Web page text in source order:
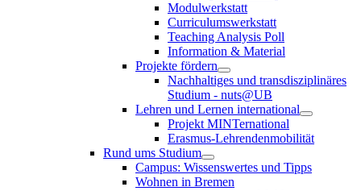
Modulwerkstatt
Curriculumswerkstatt
Teaching Analysis Poll
Information & Material
Projekte fördern
Nachhaltiges und transdisziplinäres
Studium - nuts@UB
Lehren und Lernen international
Projekt MINTernational
Erasmus-Lehrendenmobilität
Rund ums Studium
Campus: Wissenswertes und Tipps
Wohnen in Bremen